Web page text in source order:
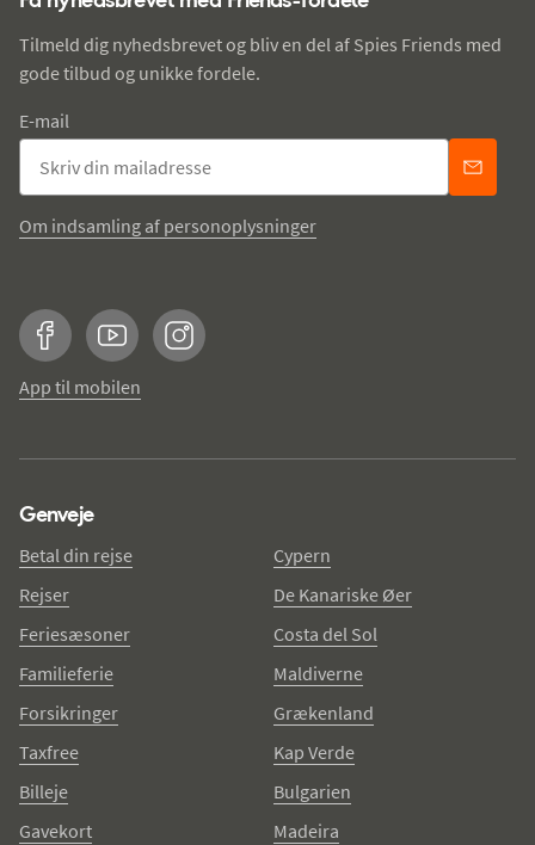
Tilmeld dig nyhedsbrevet og bliv en del af Spies Friends med
gode tilbud og unikke fordele.
E-mail
Om indsamling af personoplysninger
FacebookYouTubeInstagram
App til mobilen
Genveje
Betal din rejse
Rejser
Feriesæsoner
Familieferie
Forsikringer
Taxfree
Billeje
Gavekort
Cypern
De Kanariske Øer
Costa del Sol
Maldiverne
Grækenland
Kap Verde
Bulgarien
Madeira